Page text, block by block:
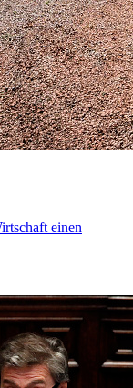
einen